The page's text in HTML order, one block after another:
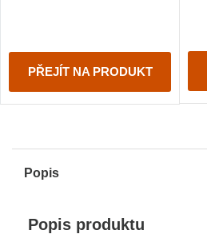
PŘEJÍT NA PRODUKT
Popis
Popis produktu